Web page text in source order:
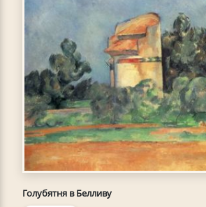
Голубятня в Белливу